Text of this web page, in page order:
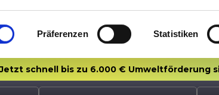
Präferenzen Statistiken
Jetzt schnell bis zu 6.000 € Umweltförderung